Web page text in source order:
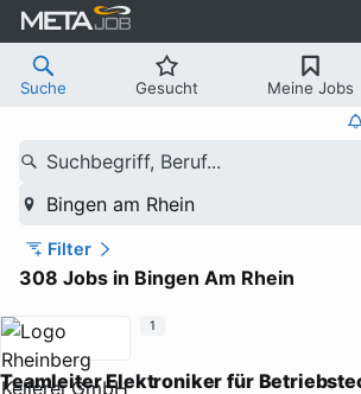
Suche Gesucht Meine Jobs
Suchbegriff, Beruf...
Bingen am Rhein
Filter
308 Jobs in Bingen Am Rhein
TeamleiterElektroniker für
1